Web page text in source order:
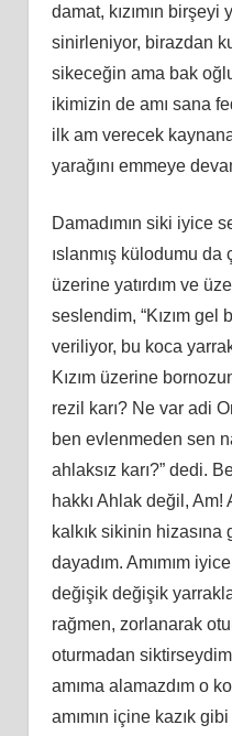
damat, kızımın
sinirleniyor, birazdan
sikeceğin ama bak
ikimizin de amı sana
ilk am verecek
yarağını emmeye
Damadımın siki iyice
ıslanmış külodumu da
üzerine yatırdım ve
seslendim, “Kızım gel
veriliyor, bu koca
Kızım üzerine
rezil karı? Ne var adi
ben evlenmeden sen
ahlaksız karı?” dedi.
hakkı Ahlak değil, Am!
kalkık sikinin hizasına
dayadım. Amımım
değişik değişik
rağmen, zorlanarak
oturmadan
amıma alamazdım o
amımın içine kazık